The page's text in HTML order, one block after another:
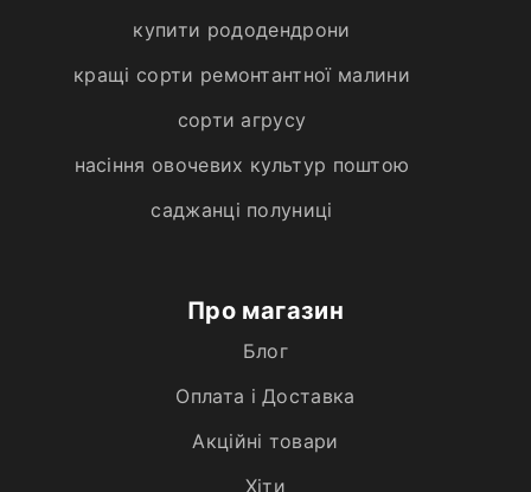
купити рододендрони
кращі сорти ремонтантної малини
сорти агрусу
насіння овочевих культур поштою
саджанці полуниці
Про магазин
Блог
Оплата і Доставка
Акційні товари
Хiти